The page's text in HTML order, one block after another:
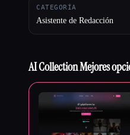
CATEGORÍA
Asistente de Redacción
AI Collection Mejores